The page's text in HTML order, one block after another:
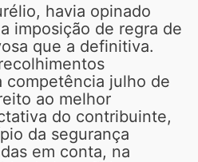
havia opinado
imposição de regra de
que a definitiva.
competência julho de
ao melhor
do contribuinte,
da segurança
em conta, na